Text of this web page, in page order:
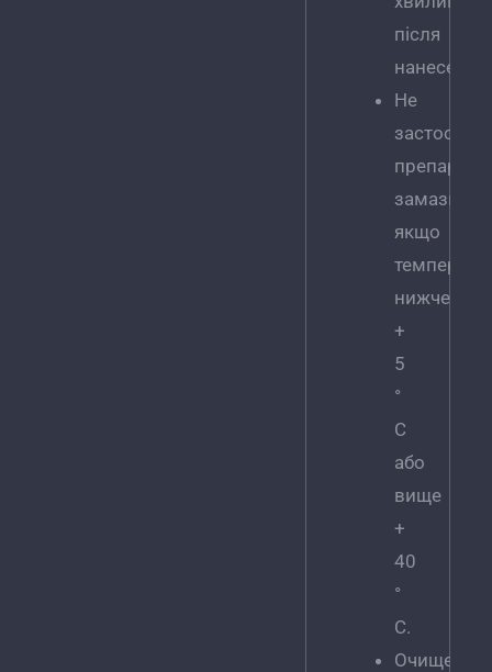
після
нанесення.
Не
препарат
замазку,
якщо
нижче
+
5
°
C
або
вище
+
40
°
C.
Очищення